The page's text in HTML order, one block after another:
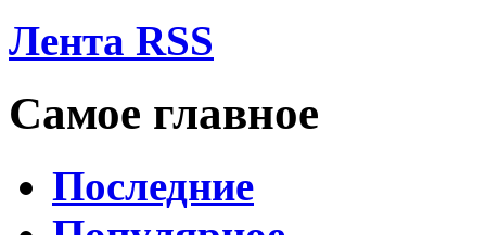
Лента RSS
Самое главное
Последние